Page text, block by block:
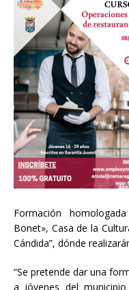
Formación
Bonet», Casa de la
Cándida”, dónde
“Se pretende dar una
a jóvenes del